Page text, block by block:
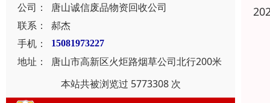
公司：
唐山诚信废品物资回收公司
联系：
郝杰
手机：
15081973227
地址：
唐山市高新区火炬路烟草公司北行200米
本站共被浏览过 5773308 次